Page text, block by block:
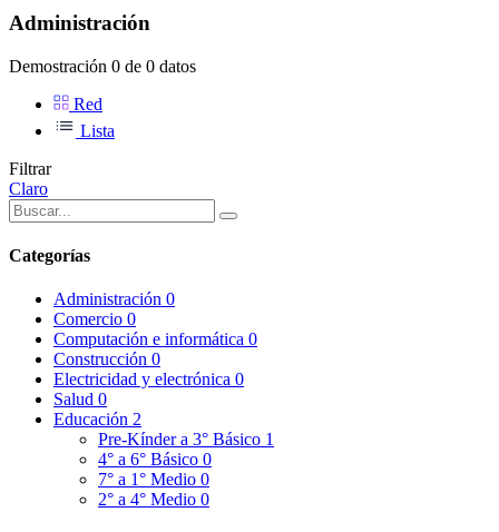
Administración
Demostración 0 de 0 datos
Red
Lista
Filtrar
Claro
Categorías
Administración 0
Comercio 0
Computación e informática 0
Construcción 0
Electricidad y electrónica 0
Salud 0
Educación 2
Pre-Kínder a 3° Básico 1
4° a 6° Básico 0
7° a 1° Medio 0
2° a 4° Medio 0